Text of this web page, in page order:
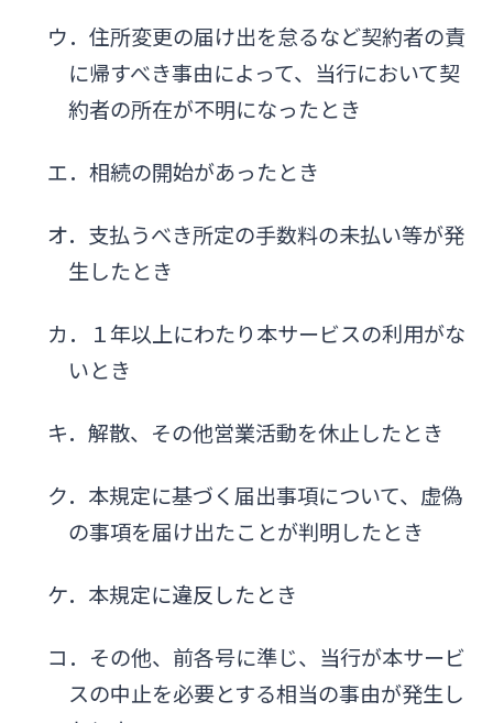
ウ．住所変更の届け出を怠るなど契約者の責
に帰すべき事由によって、当行において契
約者の所在が不明になったとき
エ．相続の開始があったとき
オ．支払うべき所定の手数料の未払い等が発
生したとき
カ．１年以上にわたり本サービスの利用がな
いとき
キ．解散、その他営業活動を休止したとき
ク．本規定に基づく届出事項について、虚偽
の事項を届け出たことが判明したとき
ケ．本規定に違反したとき
コ．その他、前各号に準じ、当行が本サービ
スの中止を必要とする相当の事由が発生し